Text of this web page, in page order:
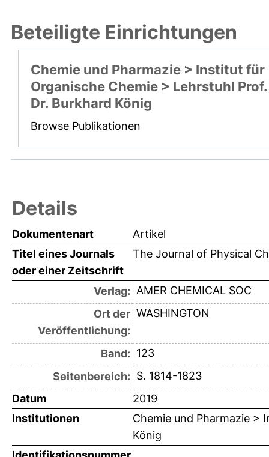
Beteiligte Einrichtungen
Chemie und Pharmazie > Institut für
Organische Chemie > Lehrstuhl Prof.
Dr. Burkhard König
Browse Publikationen
Details
Dokumentenart
Artikel
Titel eines Journals
oder einer Zeitschrift
The Journal of Physical
Verlag: AMER CHEMICAL SOC
Ort der
Veröffentlichung:
WASHINGTON
Band: 123
Seitenbereich: S. 1814-1823
Datum
2019
Institutionen
Chemie und Pharmazie >
König